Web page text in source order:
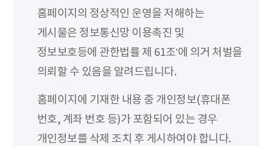
홈페이지의 정상적인 운영을 저해하는
게시물은 정보통신망 이용촉진 및
정보보호등에 관한법률 제 61조’에 의거 처벌을
의뢰할 수 있음을 알려드립니다.
홈페이지에 기재한 내용 중 개인정보(휴대폰
번호, 계좌 번호 등)가 포함되어 있는 경우
개인정보를 삭제 조치 후 게시하여야 합니다.